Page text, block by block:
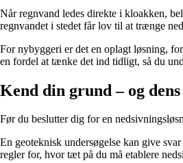
Når regnvand ledes direkte i kloakken,
regnvandet i stedet får lov til at trænge
For nybyggeri er det en oplagt løsning,
en fordel at tænke det ind tidligt, så du
Kend din grund – og
Før du beslutter dig for en
En geoteknisk undersøgelse kan give
regler for, hvor tæt på du må etablere